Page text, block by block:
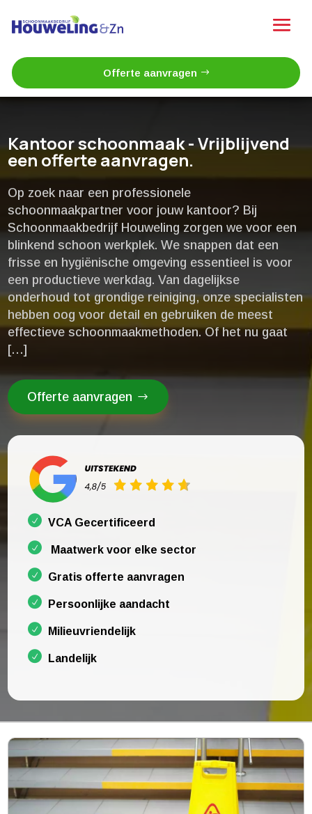
Offerte aanvragen
Kantoor schoonmaak - Vrijblijvend
een offerte aanvragen.
Op zoek naar een professionele
schoonmaakpartner voor jouw kantoor? Bij
Schoonmaakbedrijf Houweling zorgen we voor een
blinkend schoon werkplek.​ We snappen dat een
frisse en hygiënische omgeving essentieel is voor
een productieve werkdag.​ Van dagelijkse
onderhoud tot grondige reiniging, onze specialisten
hebben oog voor detail en gebruiken de meest
effectieve schoonmaakmethoden.​ Of het nu gaat
[…]
Offerte aanvragen
VCA Gecertificeerd
Maatwerk voor elke sector
Gratis offerte aanvragen
Persoonlijke aandacht
Milieuvriendelijk
Landelijk